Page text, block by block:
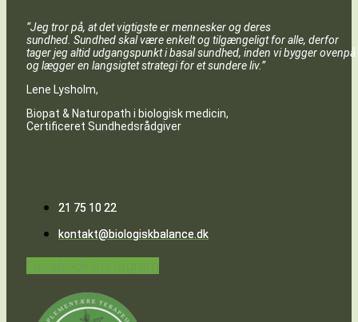
“Jeg tror på, at det vigtigste er mennesker og deres
sundhed. Sundhed skal være enkelt og tilgængeligt for alle, derfor
tager jeg altid udgangspunkt i basal sundhed, inden vi bygger ovenpå
og lægger en langsigtet strategi for et sundere liv.”
Lene Lysholm,
Biopat & Naturopath i biologisk medicin,
Certificeret Sundhedsrådgiver
21 75 10 22
kontakt@biologiskbalance.dk